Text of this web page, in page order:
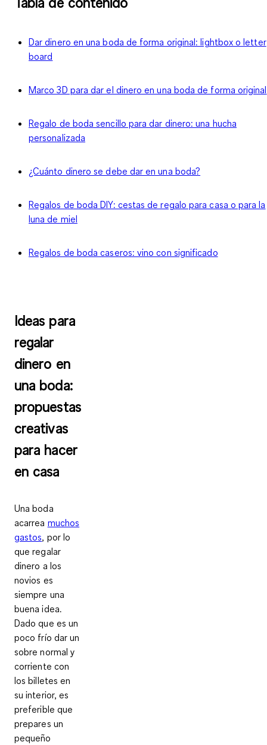
Dar dinero en una boda de forma original: lightbox o letter
board
Marco 3D para dar el dinero en una boda de forma original
Regalo de boda sencillo para dar dinero: una hucha
personalizada
¿Cuánto dinero se debe dar en una boda?
Regalos de boda DIY: cestas de regalo para casa o para la
luna de miel
Regalos de boda caseros: vino con significado
Ideas para
regalar
dinero en
una boda:
propuestas
creativas
para hacer
en casa
Una boda
acarrea muchos
gastos, por lo
que regalar
dinero a los
novios es
siempre una
buena idea.
Dado que es un
poco frío dar un
sobre normal y
corriente con
los billetes en
su interior, es
preferible que
prepares un
pequeño